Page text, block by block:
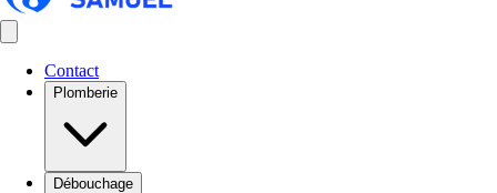
Contact
Plomberie
Débouchage